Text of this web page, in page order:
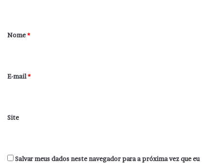
r
*
Nome*
E-mail*
Site
Salvar meus dados neste navegador para a próxima vez que eu